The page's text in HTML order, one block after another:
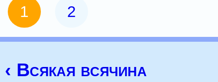
1 2
‹ Всякая всячина